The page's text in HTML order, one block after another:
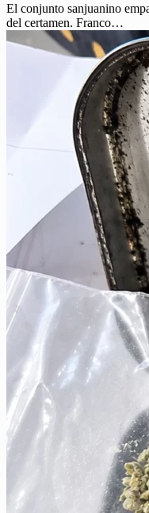
El conjunto sanjuanino
del certamen. Franco…